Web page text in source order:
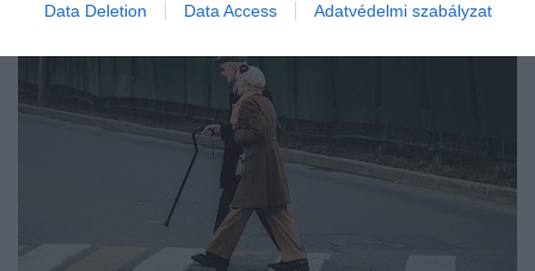
Data Deletion Data Access Adatvédelmi szabályzat